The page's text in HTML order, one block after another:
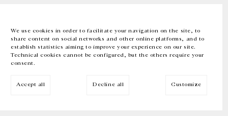
We use cookies in order to facilitate your navigation on the site, to
share content on social networks and other online platforms, and to
establish statistics aiming to improve your experience on our site.
Technical cookies cannot be configured, but the others require your
consent.
Accept all Decline all Customize
EN FR 中文 Facebook Instagram
Inscrivez-vous à notre newsletter